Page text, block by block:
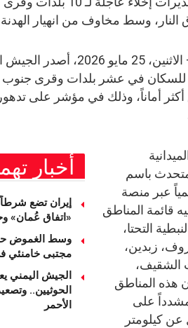
النار، وسط مخاوف من انهيار
بيروت – المنشر الاخباري –
للسكان في عشر بلدات وقرى جنوب
أكثر أماناً، وذلك في مؤشر على
أخبار
إيران تضع
«اتفاق عُمان»
وسط الغموض
مجتبى خامنئي
الجيش اليمني
الحوثيين..
الأحمر
باسم
عبر منصة
قائمة المناطق
التحتا،
زبدين،
الشقيف،
هذه المناطق
مشدداً على
عن كيلومتر